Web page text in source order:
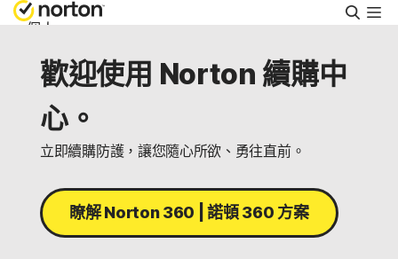
搜
尋
個人
Small Business
支援
免費試用
歡迎使用 Norton 續購中
心。
立即續購防護，讓您隨心所欲、勇往直前。
瞭解 Norton 360 | 諾頓 360 方案